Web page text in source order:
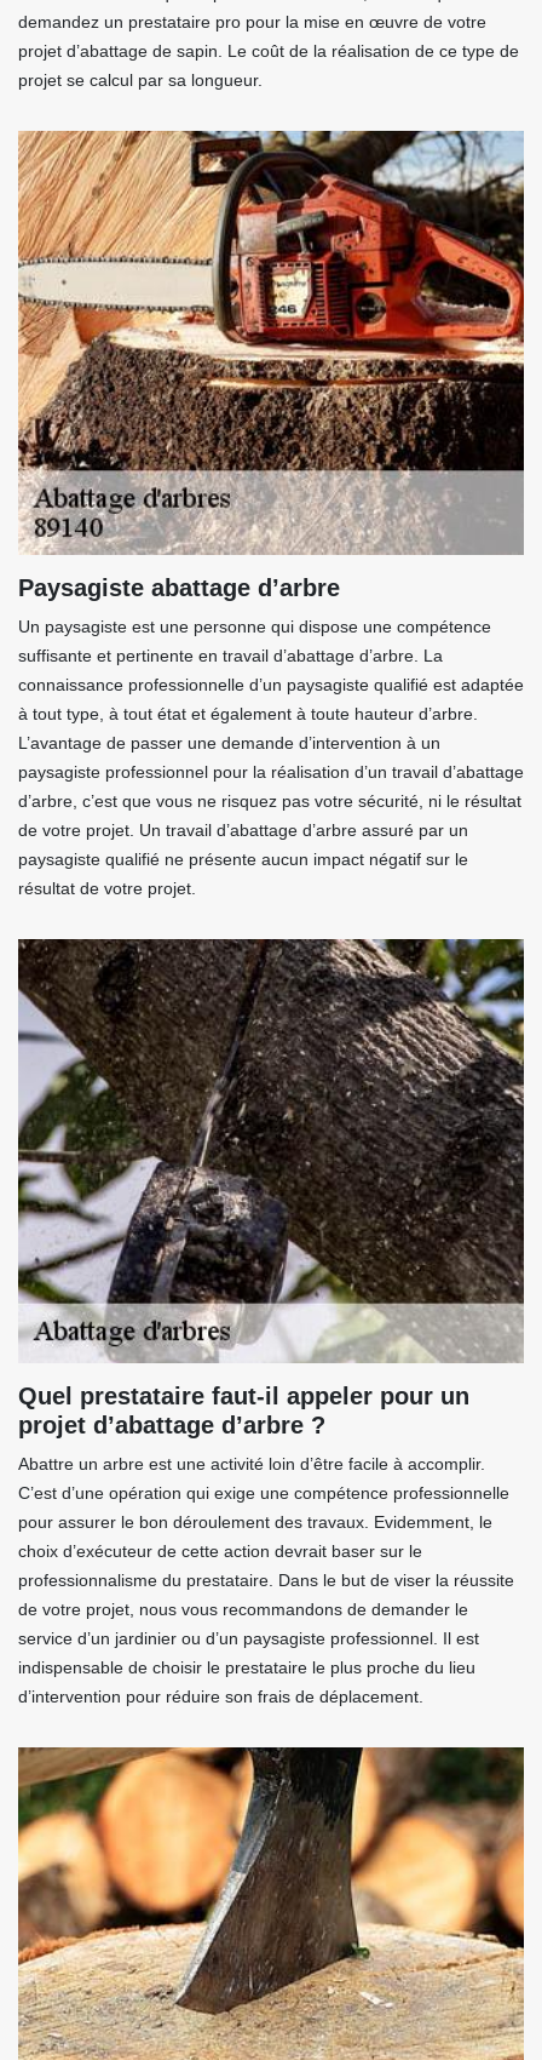
demandez un prestataire pro pour la mise en œuvre de votre
projet d’abattage de sapin. Le coût de la réalisation de ce type de
projet se calcul par sa longueur.
Paysagiste abattage d’arbre
Un paysagiste est une personne qui dispose une compétence
suffisante et pertinente en travail d’abattage d’arbre. La
connaissance professionnelle d’un paysagiste qualifié est adaptée
à tout type, à tout état et également à toute hauteur d’arbre.
L’avantage de passer une demande d’intervention à un
paysagiste professionnel pour la réalisation d’un travail d’abattage
d’arbre, c’est que vous ne risquez pas votre sécurité, ni le résultat
de votre projet. Un travail d’abattage d’arbre assuré par un
paysagiste qualifié ne présente aucun impact négatif sur le
résultat de votre projet.
Quel prestataire faut-il appeler pour un
projet d’abattage d’arbre ?
Abattre un arbre est une activité loin d’être facile à accomplir.
C’est d’une opération qui exige une compétence professionnelle
pour assurer le bon déroulement des travaux. Evidemment, le
choix d’exécuteur de cette action devrait baser sur le
professionnalisme du prestataire. Dans le but de viser la réussite
de votre projet, nous vous recommandons de demander le
service d’un jardinier ou d’un paysagiste professionnel. Il est
indispensable de choisir le prestataire le plus proche du lieu
d’intervention pour réduire son frais de déplacement.